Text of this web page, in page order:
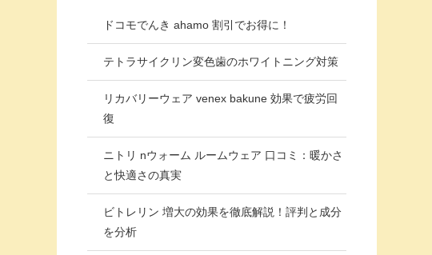
ドコモでんき ahamo 割引でお得に！
テトラサイクリン変色歯のホワイトニング対策
リカバリーウェア venex bakune 効果で疲労回
復
ニトリ nウォーム ルームウェア 口コミ：暖かさ
と快適さの真実
ビトレリン 増大の効果を徹底解説！評判と成分
を分析